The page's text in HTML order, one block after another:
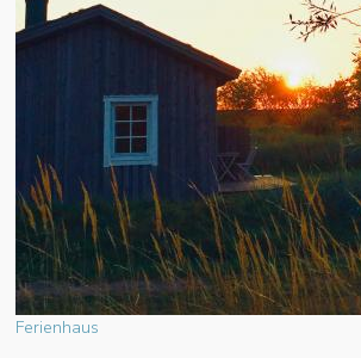
Ferienhaus